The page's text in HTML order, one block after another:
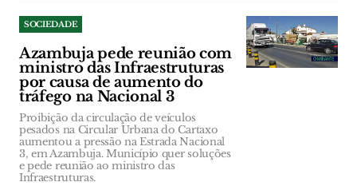
SOCIEDADE
Azambuja pede reunião com
ministro das Infraestruturas
por causa de aumento do
tráfego na Nacional 3
Proibição da circulação de veículos
pesados na Circular Urbana do Cartaxo
aumentou a pressão na Estrada Nacional
3, em Azambuja. Município quer soluções
e pede reunião ao ministro das
Infraestruturas.